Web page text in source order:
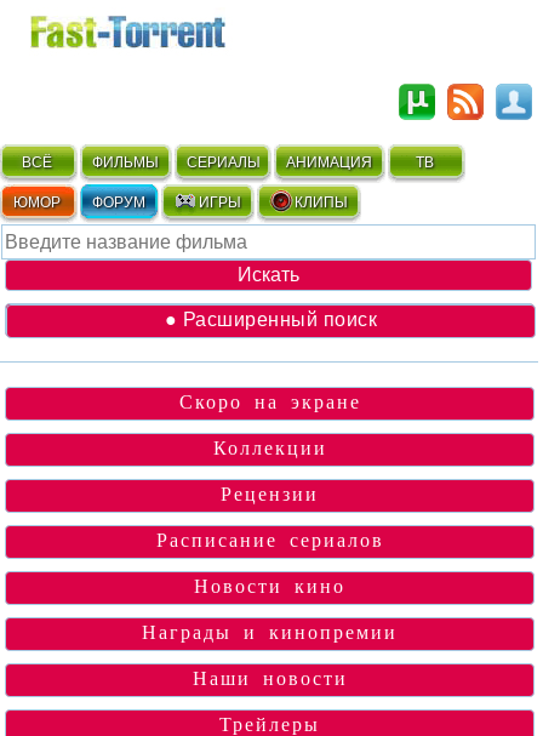
ВСЁ ФИЛЬМЫ СЕРИАЛЫ АНИМАЦИЯ ТВ
ЮМОР ФОРУМ ИГРЫ КЛИПЫ
● Расширенный поиск
Скоро на экране
Коллекции
Рецензии
Расписание сериалов
Новости кино
Награды и кинопремии
Наши новости
Трейлеры